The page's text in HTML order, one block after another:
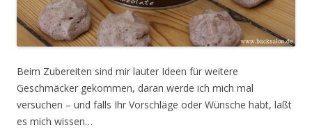
Beim Zubereiten sind mir lauter Ideen für weitere
Geschmäcker gekommen, daran werde ich mich mal
versuchen – und falls Ihr Vorschläge oder Wünsche habt, laßt
es mich wissen…